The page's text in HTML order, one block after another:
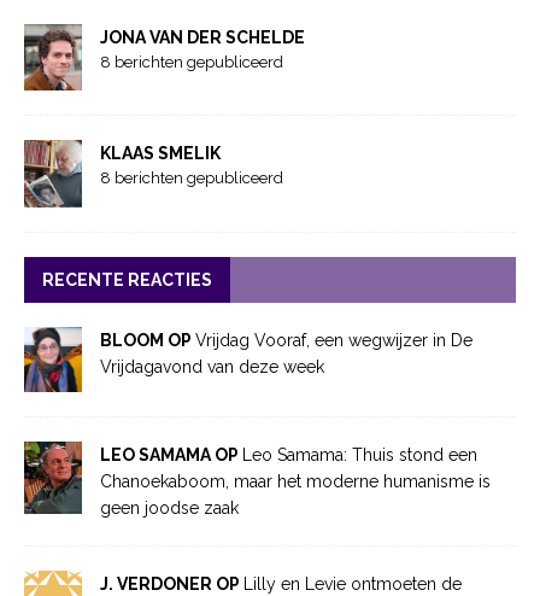
JONA VAN DER SCHELDE
8 berichten gepubliceerd
KLAAS SMELIK
8 berichten gepubliceerd
RECENTE REACTIES
BLOOM OP Vrijdag Vooraf, een wegwijzer in De
Vrijdagavond van deze week
LEO SAMAMA OP
Leo Samama: Thuis stond een
Chanoekaboom, maar het moderne humanisme is
geen joodse zaak
J. VERDONER OP
Lilly en Levie ontmoeten de